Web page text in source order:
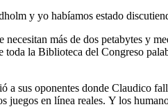
y yo habíamos estado
más de dos petabytes y
la Biblioteca del Congreso
sus oponentes donde Claudico
en línea reales. Y los